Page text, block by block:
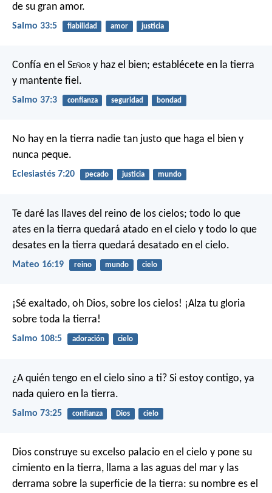
de su gran amor.
Salmo 33:5 fiabilidad amor justicia
Confía en el Señor y haz el bien; establécete en la tierra
y mantente fiel.
Salmo 37:3 confianza seguridad bondad
No hay en la tierra nadie tan justo que haga el bien y
nunca peque.
Eclesiastés 7:20 pecado justicia mundo
Te daré las llaves del reino de los cielos; todo lo que
ates en la tierra quedará atado en el cielo y todo lo que
desates en la tierra quedará desatado en el cielo.
Mateo 16:19 reino mundo cielo
¡Sé exaltado, oh Dios, sobre los cielos! ¡Alza tu gloria
sobre toda la tierra!
Salmo 108:5 adoración cielo
¿A quién tengo en el cielo sino a ti? Si estoy contigo, ya
nada quiero en la tierra.
Salmo 73:25 confianza Dios cielo
Dios construye su excelso palacio en el cielo y pone su
cimiento en la tierra, llama a las aguas del mar y las
derrama sobre la superficie de la tierra: su nombre es el